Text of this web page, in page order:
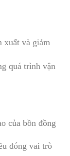
xuất và giảm
quá trình vận
của bồn đồng
đóng vai trò